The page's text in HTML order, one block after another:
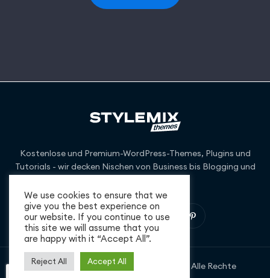
Kostenlose und Premium-WordPress-Themes, Plugins und
Tutorials - wir decken Nischen von Business bis Blogging und
Urheberrecht © 2026 StylemixThemes. Alle Rechte
We use cookies to ensure that we
give you the best experience on
our website. If you continue to use
this site we will assume that you
are happy with it “Accept All”.
Reject All Accept All